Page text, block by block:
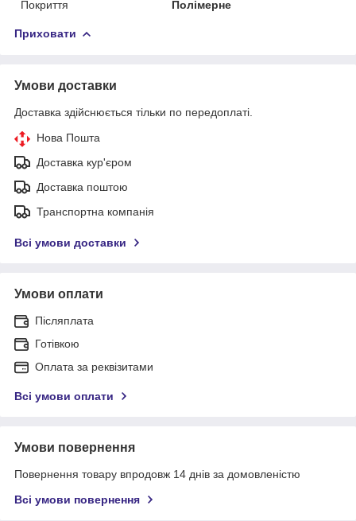
Покриття
Полімерне
Приховати
Умови доставки
Доставка здійснюється тільки по передоплаті.
Нова Пошта
Доставка кур'єром
Доставка поштою
Транспортна компанія
Всі умови доставки
Умови оплати
Післяплата
Готівкою
Оплата за реквізитами
Всі умови оплати
Умови повернення
Повернення товару впродовж 14 днів за домовленістю
Всі умови повернення